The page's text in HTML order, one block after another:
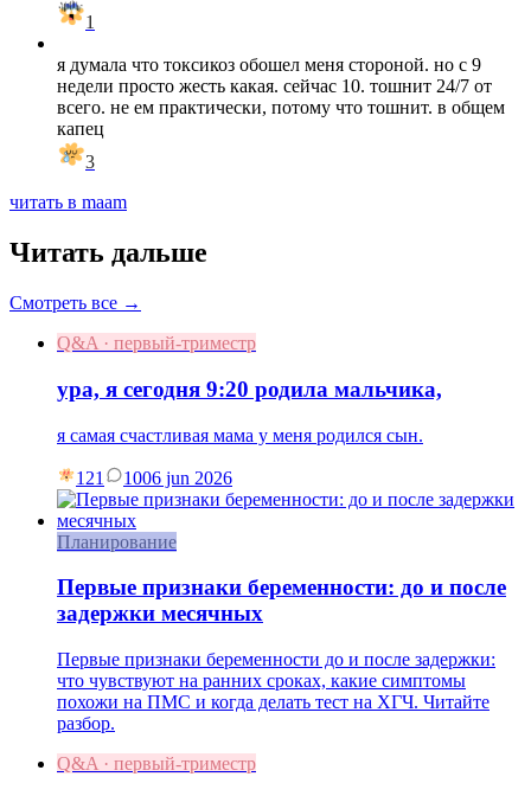
1
я думала что токсикоз обошел меня стороной. но с 9
недели просто жесть какая. сейчас 10. тошнит 24/7 от
всего. не ем практически, потому что тошнит. в общем
капец
3
читать в maam
Читать дальше
Смотреть все →
Q&A · первый-триместр
ура, я сегодня 9:20 родила мальчика,
я самая счастливая мама у меня родился сын.
121 1006 jun 2026
Планирование
Первые признаки беременности: до и после
задержки месячных
Первые признаки беременности до и после задержки:
что чувствуют на ранних сроках, какие симптомы
похожи на ПМС и когда делать тест на ХГЧ. Читайте
разбор.
Q&A · первый-триместр